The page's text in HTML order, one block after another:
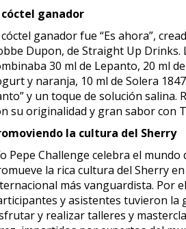
cóctel ganador
cóctel ganador fue “Es ahora”,
Dupon, de Straight Up
30 ml de Lepanto, 20 ml
y naranja, 10 ml de Solera
y un toque de solución salina.
su originalidad y gran sabor con
la cultura del Sherry
Pepe Challenge celebra el mundo
la rica cultura del Sherry
más vanguardista. Por
y asistentes tuvieron la
y realizar talleres y